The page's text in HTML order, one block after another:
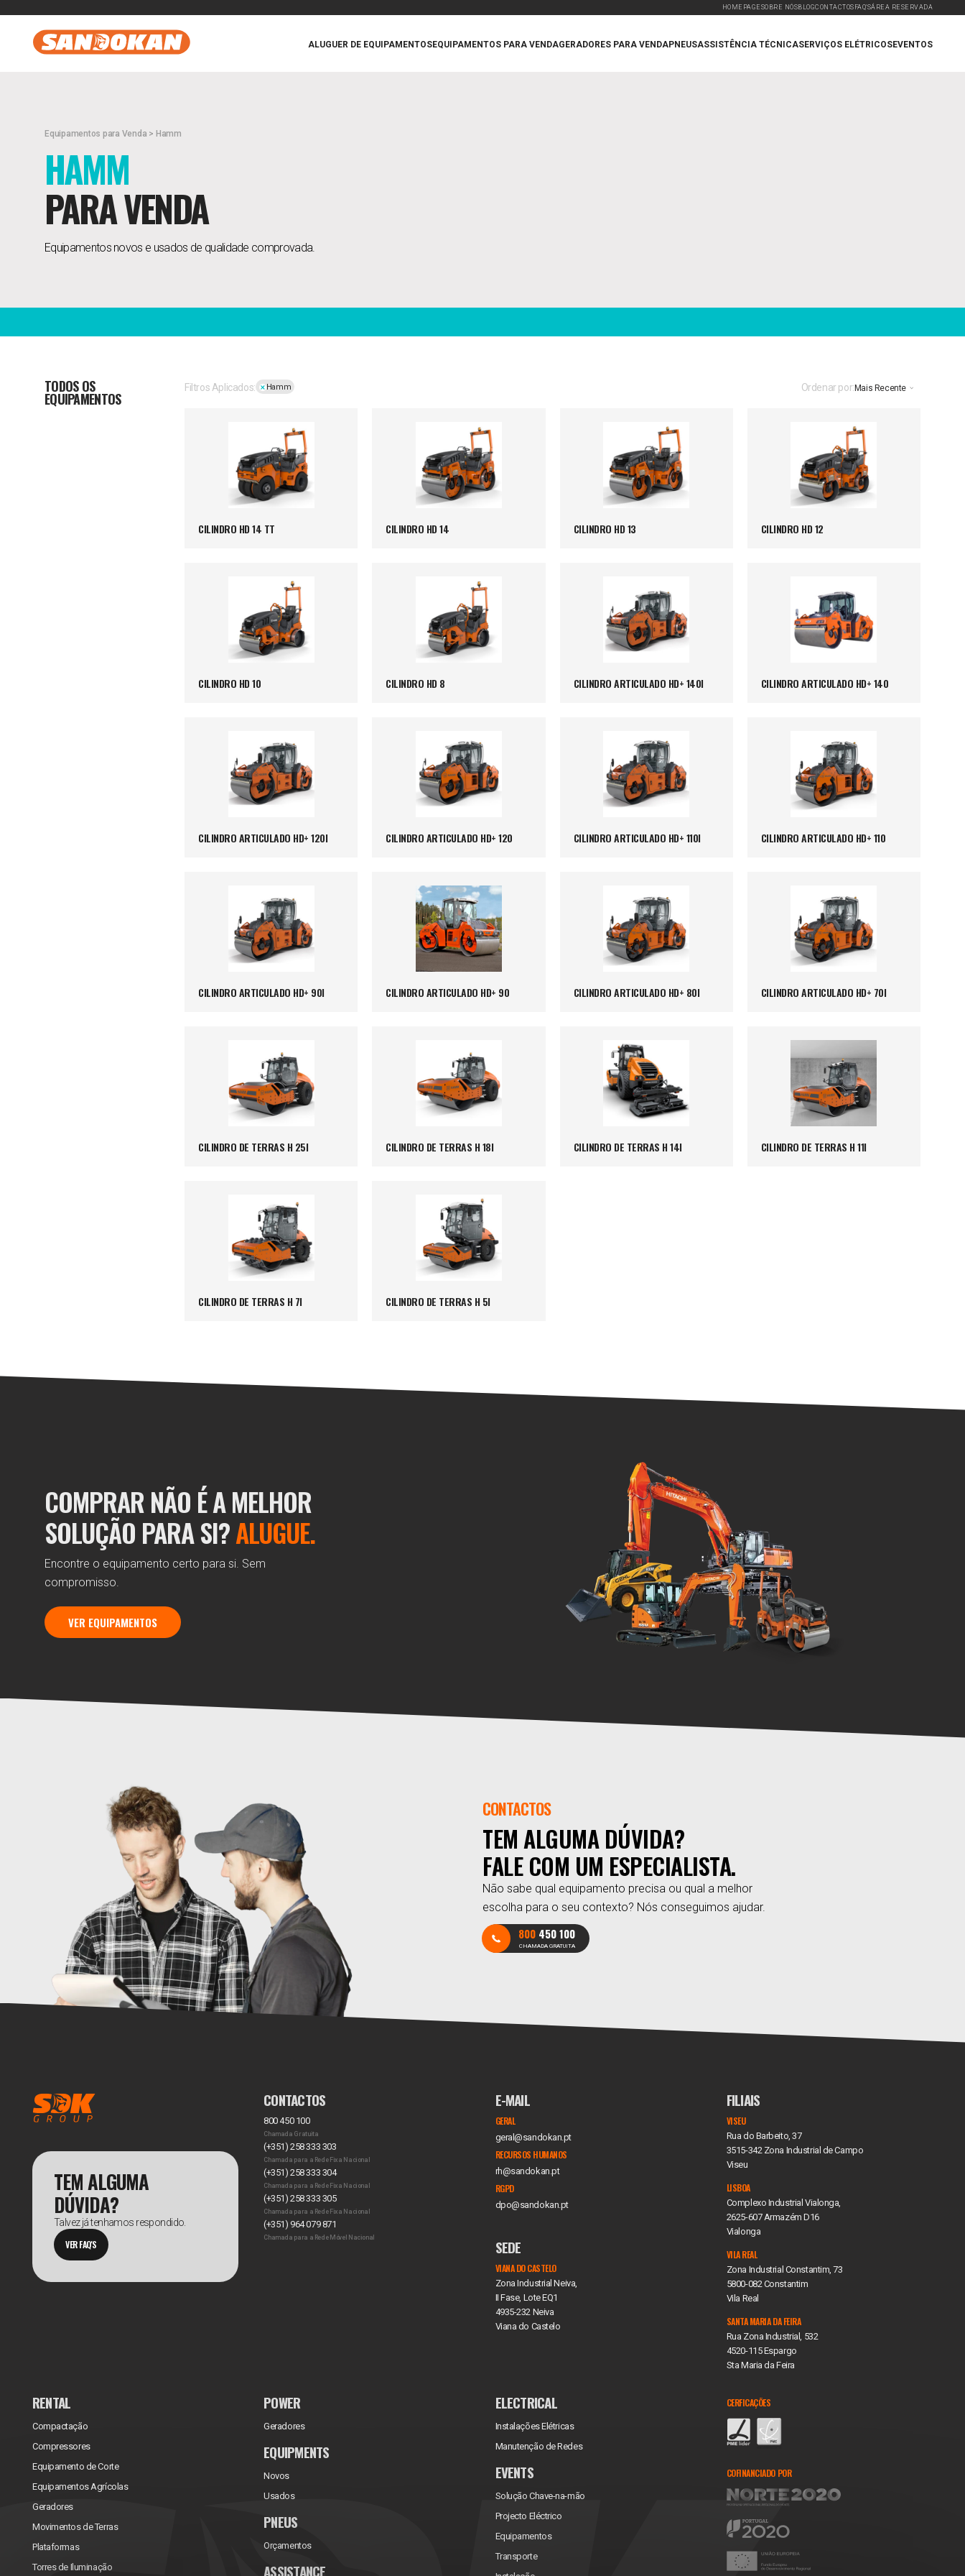
HOMEPAGE SOBRE NÓSBLOGCONTACTOS FAQ'SÁREA RESERVADA
ALUGUER DE EQUIPAMENTOSEQUIPAMENTOS PARA VENDAGERADORES PARA VENDAPNEUSASSISTÊNCIA TÉCNICASERVIÇOS ELÉTRICOSEVENTOS
Equipamentos para Venda > Hamm
HAMM
PARA VENDA
Equipamentos novos e usados de qualidade comprovada.
TODOS OS
EQUIPAMENTOS
Filtros Aplicados: Hamm Ordenar por:Mais Recente
CILINDRO HD 14 TT CILINDRO HD 14 CILINDRO HD 13 CILINDRO HD 12
CILINDRO HD 10 CILINDRO HD 8 CILINDRO ARTICULADO HD+ 140I CILINDRO ARTICULADO HD+ 140
CILINDRO ARTICULADO HD+ 120I CILINDRO ARTICULADO HD+ 120 CILINDRO ARTICULADO HD+ 110I CILINDRO ARTICULADO HD+ 110
CILINDRO ARTICULADO HD+ 90I CILINDRO ARTICULADO HD+ 90 CILINDRO ARTICULADO HD+ 80I CILINDRO ARTICULADO HD+ 70I
CILINDRO DE TERRAS H 25I CILINDRO DE TERRAS H 18I CILINDRO DE TERRAS H 14I CILINDRO DE TERRAS H 11I
CILINDRO DE TERRAS H 7I CILINDRO DE TERRAS H 5I
COMPRAR NÃO É A MELHOR
SOLUÇÃO PARA SI?ALUGUE.
Encontre o equipamento certo para si. Sem
compromisso.
VER EQUIPAMENTOS
CONTACTOS
TEM ALGUMA DÚVIDA?
FALE COM UM ESPECIALISTA.
Não sabe qual equipamento precisa ou qual a melhor
escolha para o seu contexto? Nós conseguimos ajudar.
800 450 100
CHAMADA GRATUITA
TEM ALGUMA
DÚVIDA?
Talvez já tenhamos respondido.
VER FAQ'S
CONTACTOS
800 450 100
Chamada Gratuita
(+351) 258 333 303
Chamada para a Rede Fixa Nacional
(+351) 258 333 304
Chamada para a Rede Fixa Nacional
(+351) 258 333 305
Chamada para a Rede Fixa Nacional
(+351) 964 079 871
Chamada para a Rede Móvel Nacional
E-MAIL
GERAL
geral@sandokan.pt
RECURSOS HUMANOS
rh@sandokan.pt
RGPD
dpo@sandokan.pt
SEDE
VIANA DO CASTELO
Zona Industrial Neiva,
II Fase, Lote EQ1
4935-232 Neiva
Viana do Castelo
FILIAIS
VISEU
Rua do Barbeito, 37
3515-342 Zona Industrial de Campo
Viseu
LISBOA
Complexo Industrial Vialonga,
2625-607 Armazém D16
Vialonga
VILA REAL
Zona Industrial Constantim, 73
5800-082 Constantim
Vila Real
SANTA MARIA DA FEIRA
Rua Zona Industrial, 532
4520-115 Espargo
Sta Maria da Feira
RENTAL
Compactação
Compressores
Equipamento de Corte
Equipamentos Agrícolas
Geradores
Movimentos de Terras
Plataformas
Torres de Iluminação
POWER
Geradores
EQUIPMENTS
Novos
Usados
PNEUS
Orçamentos
ASSISTANCE
ELECTRICAL
Instalações Elétricas
Manutenção de Redes
EVENTS
Solução Chave-na-mão
Projecto Eléctrico
Equipamentos
Transporte
CERFICAÇÕES
COFINANCIADO POR